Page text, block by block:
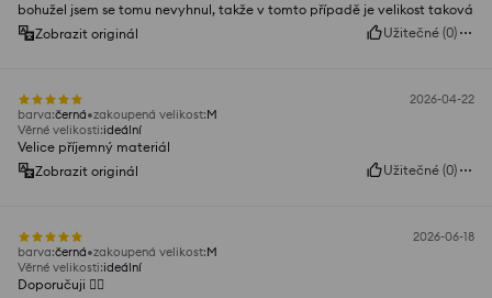
bohužel jsem se tomu nevyhnul, takže v tomto případě je velikost taková
Zobrazit originál
Užitečné (0)
2026-04-22
barva:černá zakoupená velikost:M
Věrné velikosti:ideální
Velice příjemný materiál
Zobrazit originál
Užitečné (0)
2026-06-18
barva:černá zakoupená velikost:M
Věrné velikosti:ideální
Doporučuji 👍🏼